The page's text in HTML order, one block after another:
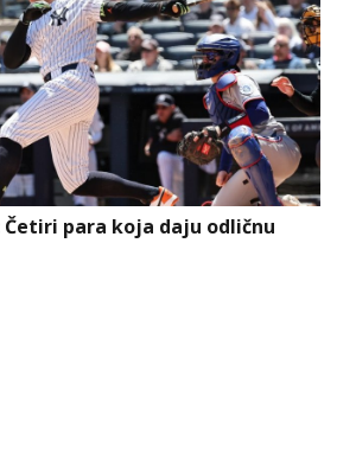
Četiri para koja daju odličnu